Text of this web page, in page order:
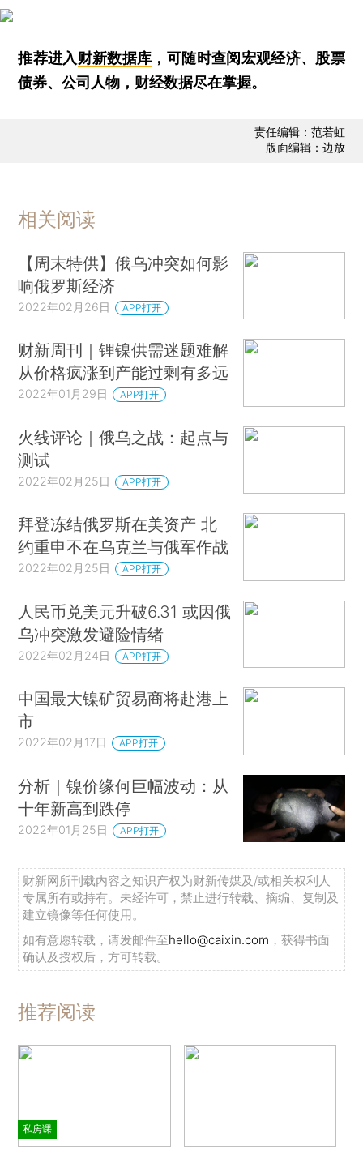
推荐进入财新数据库 ，可随时查阅宏观经济、股票
债券、公司人物，财经数据尽在掌握。
责任编辑：范若虹
版面编辑：边放
相关阅读
【周末特供】俄乌冲突如何影
响俄罗斯经济
2022年02月26日 APP打开
财新周刊｜锂镍供需迷题难解
从价格疯涨到产能过剩有多远
2022年01月29日 APP打开
火线评论｜俄乌之战：起点与
测试
2022年02月25日 APP打开
拜登冻结俄罗斯在美资产 北
约重申不在乌克兰与俄军作战
2022年02月25日 APP打开
人民币兑美元升破6.31 或因俄
乌冲突激发避险情绪
2022年02月24日 APP打开
中国最大镍矿贸易商将赴港上
市
2022年02月17日 APP打开
分析｜镍价缘何巨幅波动：从
十年新高到跌停
2022年01月25日 APP打开
财新网所刊载内容之知识产权为财新传媒及/或相关权利人
专属所有或持有。未经许可，禁止进行转载、摘编、复制及
建立镜像等任何使用。
如有意愿转载，请发邮件至hello@caixin.com ，获得书面
确认及授权后，方可转载。
推荐阅读
私房课